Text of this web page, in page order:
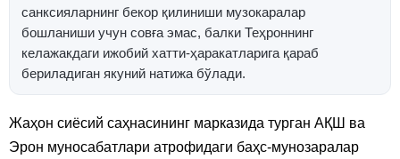
санксияларнинг бекор қилиниши музокаралар
бошланиши учун совға эмас, балки Теҳроннинг
келажакдаги ижобий хатти-ҳаракатларига қараб
бериладиган якуний натижа бўлади.
Жаҳон сиёсий саҳнасининг марказида турган АҚШ ва
Эрон муносабатлари атрофидаги баҳс-мунозаралар